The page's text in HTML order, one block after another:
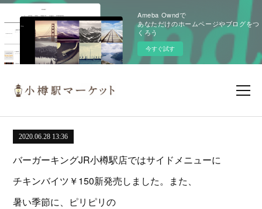
Ameba Owndで
あなただけのホームページやブログをつ
くろう
今すぐ試す
2020.06.28 13:36
バーガーキングJR小樽駅店ではサイドメニューに
チキンバイツ￥150新発売しました。また、
暑い季節に、ピリピリの